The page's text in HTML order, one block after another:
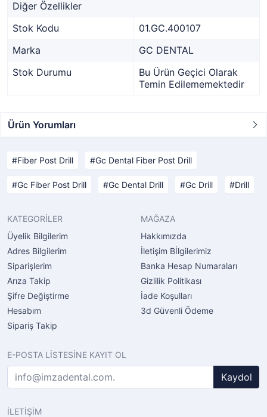
Diğer Özellikler
Stok Kodu
01.GC.400107
Marka
GC DENTAL
Stok Durumu
Bu Ürün Geçici Olarak
Temin Edilememektedir
Ürün Yorumları
Fiber Post Drill Gc Dental Fiber Post Drill
Gc Fiber Post Drill Gc Dental Drill Gc Drill Drill
KATEGORİLER
Üyelik Bilgilerim
Adres Bilgilerim
Siparişlerim
Arıza Takip
Şifre Değiştirme
Hesabım
Sipariş Takip
MAĞAZA
Hakkımızda
İletişim Bİlgilerimiz
Banka Hesap Numaraları
Gizlilik Politikası
İade Koşulları
3d Güvenli Ödeme
E-POSTA LİSTESİNE KAYIT OL
Kaydol
İLETİŞİM